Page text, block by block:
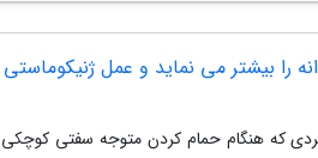
را بیشتر می نماید و عمل ژنیکوماستی
که هنگام حمام کردن متوجه سفتی کوچکی